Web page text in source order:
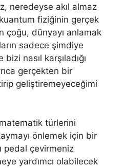
neredeyse akıl almaz
fiziğinin gerçek
çoğu, dünyayı anlamak
sadece şimdiye
bizi nasıl karşıladığı
gerçekten bir
geliştiremeyeceğimi
türlerini
önlemek için bir
pedal çevirmeniz
yardımcı olabilecek